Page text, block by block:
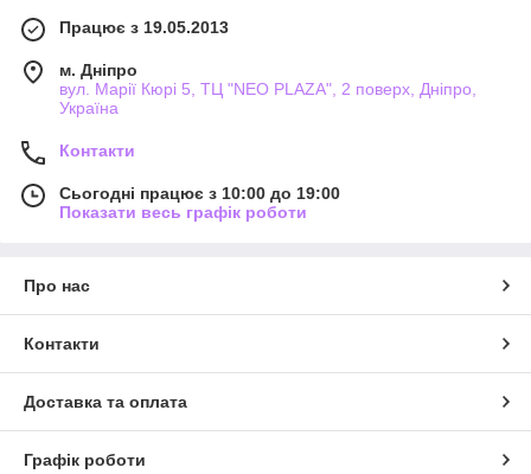
Працює з 19.05.2013
м. Дніпро
вул. Марії Кюрі 5, ТЦ "NEO PLAZA", 2 поверх, Дніпро,
Україна
Контакти
Сьогодні працює з 10:00 до 19:00
Показати весь графік роботи
Про нас
Контакти
Доставка та оплата
Графік роботи